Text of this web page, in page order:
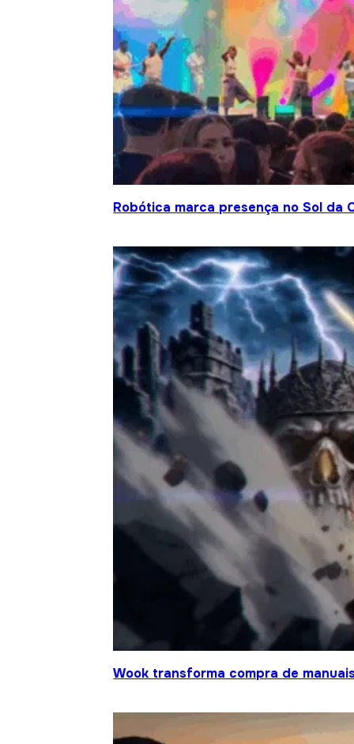
Robótica marca presença no Sol da
Wook transforma compra de